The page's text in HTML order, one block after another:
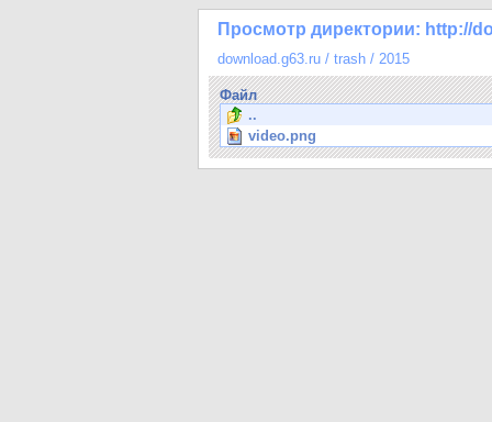
Просмотр директории: http://
download.g63.ru / trash / 2015
Файл
..
video.png